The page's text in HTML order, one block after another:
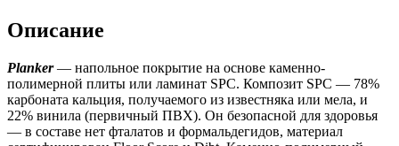
Описание
Planker— напольное покрытие на основе каменно-
полимерной плиты или ламинат SPC. Композит SPC — 78%
карбоната кальция, получаемого из известняка или мела, и
22% винила (первичный ПВХ). Он безопасной для здоровья
— в составе нет фталатов и формальдегидов, материал